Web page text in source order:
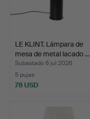
LE KLINT. Lámpara de
mesa de metal lacado …
Subastado 6 jul 2026
5 pujas
78 USD